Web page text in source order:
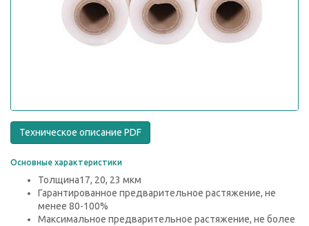
Техническое описание PDF
Основные характеристики
Толщина17, 20, 23 мкм
Гарантированное предварительное растяжение, не
менее 80-100%
Максимальное предварительное растяжение, не более